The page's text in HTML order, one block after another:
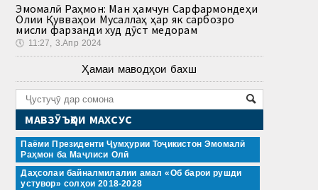
Эмомалӣ Раҳмон: Ман ҳамчун Сарфармондеҳи
Олии Қувваҳои Мусаллаҳ ҳар як сарбозро
мисли фарзанди худ дӯст медорам
🕔 11:27, 3.Апр 2024
Ҳамаи маводҳои бахш
МАВЗӮЪҲОИ МАХСУС
Паёми Президенти Ҷумҳурии Тоҷикистон Эмомалӣ
Раҳмон ба Маҷлиси Олӣ
Даҳсолаи байналмилалии амал «Об барои рушди
устувор» солҳои 2018-2028